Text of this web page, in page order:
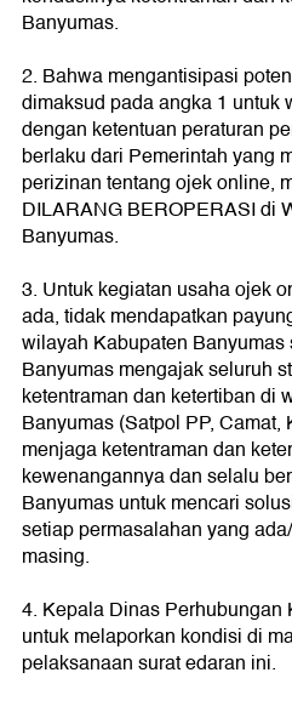
Banyumas.
2. Bahwa mengantisipasi
dimaksud pada angka 1 untuk
dengan ketentuan peraturan
berlaku dari Pemerintah yang
perizinan tentang ojek online,
DILARANG BEROPERASI di
Banyumas.
3. Untuk kegiatan usaha ojek
ada, tidak mendapatkan
wilayah Kabupaten
Banyumas mengajak seluruh
ketentraman dan ketertiban di
Banyumas (Satpol PP,
menjaga ketentraman dan
kewenangannya dan selalu
Banyumas untuk mencari
setiap permasalahan yang
masing.
4. Kepala Dinas Perhubungan
untuk melaporkan kondisi di
pelaksanaan surat edaran ini.